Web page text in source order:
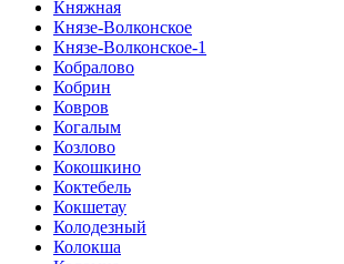
Княжная
Князе-Волконское
Князе-Волконское-1
Кобралово
Кобрин
Ковров
Когалым
Козлово
Кокошкино
Коктебель
Кокшетау
Колодезный
Колокша